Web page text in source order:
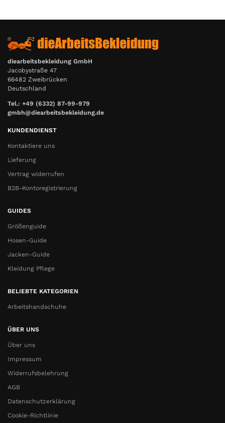
diearbeitsbekleidung GmbH
Jacobystraße 47
66482 Zweibrücken
Deutschland
Tel.: +49 (6332) 87-99-979
gmbh@diearbeitsbekleidung.de
KUNDENDIENST
Kontaktiere uns
Lieferung
Vertrag widerrufen
B2B-Kontoregistrierung
GUIDES
Größenguide
Hosen-Guide
Jacken-Guide
Kleidung Pflege
BELIEBTE KATEGORIEN
Arbeitshandschuhe
ÜBER UNS
Über uns
Impressum
Widerrufsbelehrung
AGB
Datenschutzerklärung
Cookie-Richtlinie